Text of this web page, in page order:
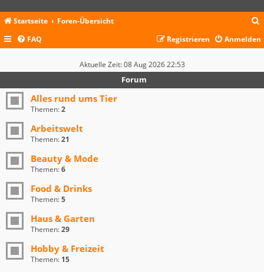
Startseite Foren-Übersicht
c
FAQ Anmelden
Registrieren
Aktuelle Zeit: 08 Aug 2026 22:53
Forum
Alles rund ums Tier
Themen:2
Arbeitswelt
Themen:21
Beauty & Mode
Themen:6
Food & Drinks
Themen:5
Haus & Garten
Themen:29
Hobby & Freizeit
Themen: 15